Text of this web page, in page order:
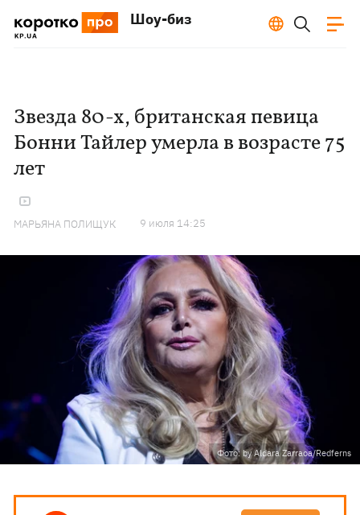
Шоу-биз
Звезда 80-х, британская певица
Бонни Тайлер умерла в возрасте 75
лет
МАРЬЯНА ПОЛИЩУК 9 июля 14:25
Фото: by Aldara Zarraoa/Redferns